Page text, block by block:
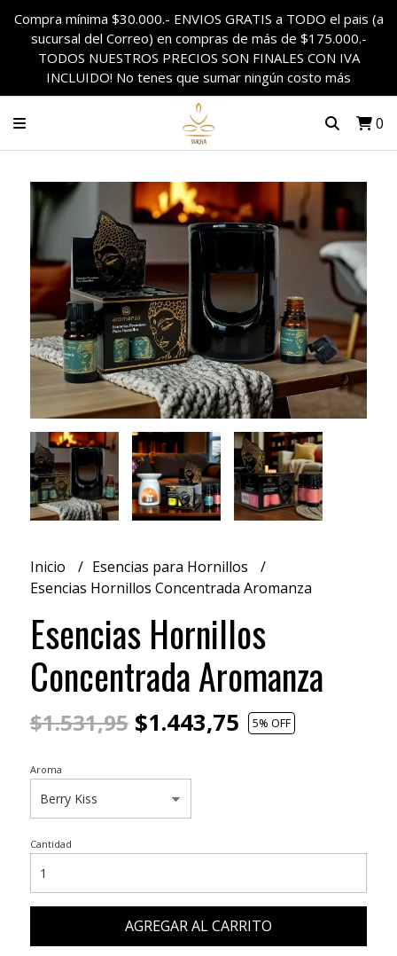
Compra mínima $30.000.- ENVIOS GRATIS a TODO el pais (a
sucursal del Correo) en compras de más de $175.000.-
TODOS NUESTROS PRECIOS SON FINALES CON IVA
INCLUIDO! No tenes que sumar ningún costo más
0
Inicio
Esencias para Hornillos
Esencias Hornillos Concentrada Aromanza
Esencias Hornillos
Concentrada Aromanza
$1.531,95$1.443,75 5% OFF
Aroma
Cantidad
AGREGAR AL CARRITO